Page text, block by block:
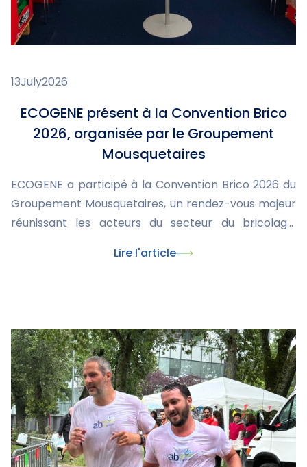
13July2026
ECOGENE présent à la Convention Brico
2026, organisée par le Groupement
Mousquetaires
ECOGENE a participé à la Convention Brico 2026 du
Groupement Mousquetaires, un rendez-vous majeur
réunissant les acteurs du secteur du bricolage.
partager notre expertise et d'échanger avec les
Lire l'article